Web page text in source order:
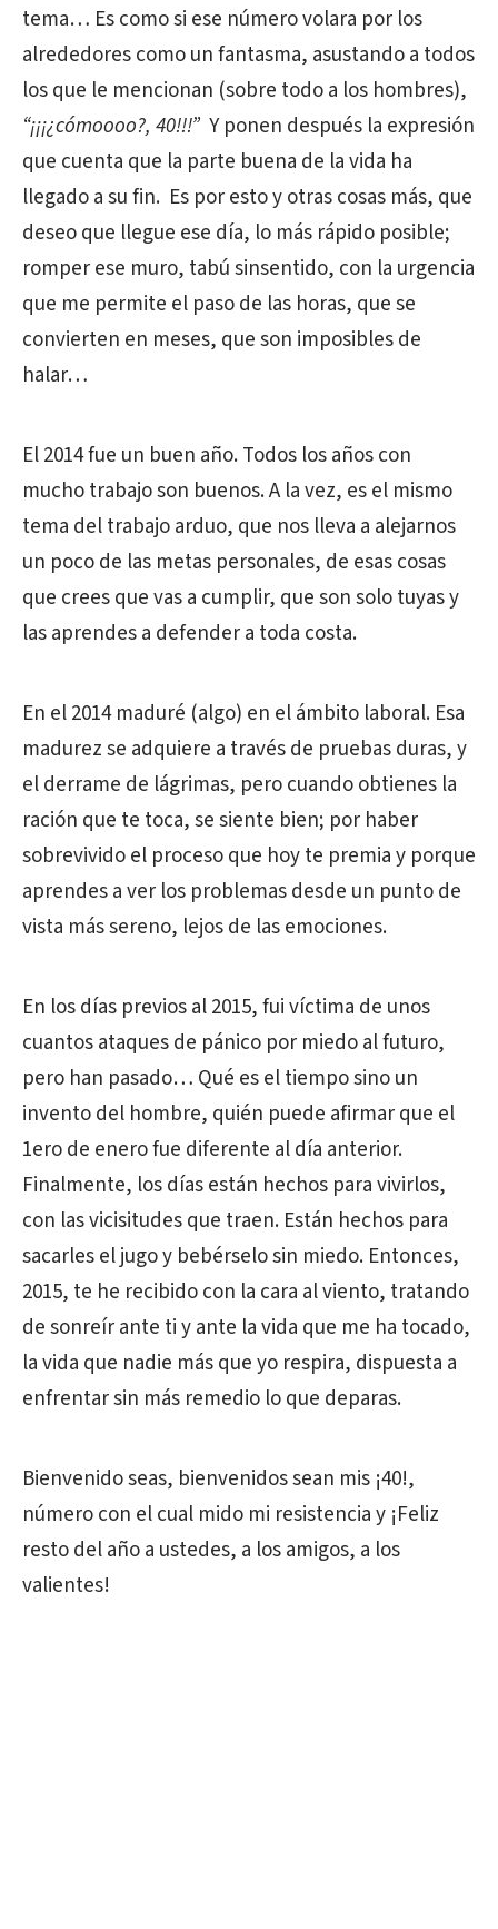
tema… Es como si ese número volara por los
alrededores como un fantasma, asustando a todos
los que le mencionan (sobre todo a los hombres),
“¡¡¡¿cómoooo?, 40!!!” Y ponen después la expresión
que cuenta que la parte buena de la vida ha
llegado a su fin. Es por esto y otras cosas más, que
deseo que llegue ese día, lo más rápido posible;
romper ese muro, tabú sinsentido, con la urgencia
que me permite el paso de las horas, que se
convierten en meses, que son imposibles de
halar…
El 2014 fue un buen año. Todos los años con
mucho trabajo son buenos. A la vez, es el mismo
tema del trabajo arduo, que nos lleva a alejarnos
un poco de las metas personales, de esas cosas
que crees que vas a cumplir, que son solo tuyas y
las aprendes a defender a toda costa.
En el 2014 maduré (algo) en el ámbito laboral. Esa
madurez se adquiere a través de pruebas duras, y
el derrame de lágrimas, pero cuando obtienes la
ración que te toca, se siente bien; por haber
sobrevivido el proceso que hoy te premia y porque
aprendes a ver los problemas desde un punto de
vista más sereno, lejos de las emociones.
En los días previos al 2015, fui víctima de unos
cuantos ataques de pánico por miedo al futuro,
pero han pasado… Qué es el tiempo sino un
invento del hombre, quién puede afirmar que el
1ero de enero fue diferente al día anterior.
Finalmente, los días están hechos para vivirlos,
con las vicisitudes que traen. Están hechos para
sacarles el jugo y bebérselo sin miedo. Entonces,
2015, te he recibido con la cara al viento, tratando
de sonreír ante ti y ante la vida que me ha tocado,
la vida que nadie más que yo respira, dispuesta a
enfrentar sin más remedio lo que deparas.
Bienvenido seas, bienvenidos sean mis ¡40!,
número con el cual mido mi resistencia y ¡Feliz
resto del año a ustedes, a los amigos, a los
valientes!